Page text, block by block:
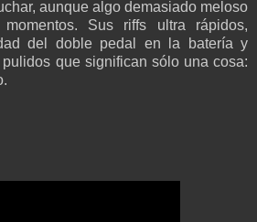
aunque algo demasiado meloso
Sus riffs ultra rápidos,
del doble pedal en la batería y
que significan sólo una cosa: